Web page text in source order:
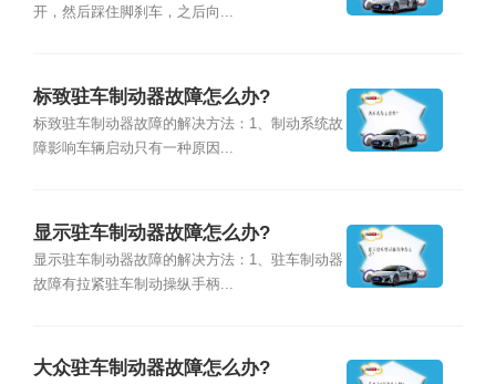
开，然后踩住脚刹车，之后向...
标致驻车制动器故障怎么办?
标致驻车制动器故障的解决方法：1、制动系统故
障影响车辆启动只有一种原因...
显示驻车制动器故障怎么办?
显示驻车制动器故障的解决方法：1、驻车制动器
故障有拉紧驻车制动操纵手柄...
大众驻车制动器故障怎么办?